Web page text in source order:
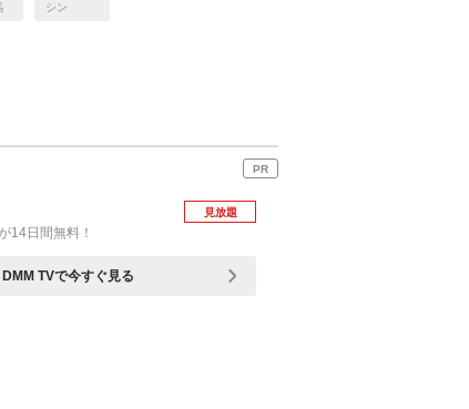
シン
PR
14日間無料！
見放題
DMM TVで今すぐ見る